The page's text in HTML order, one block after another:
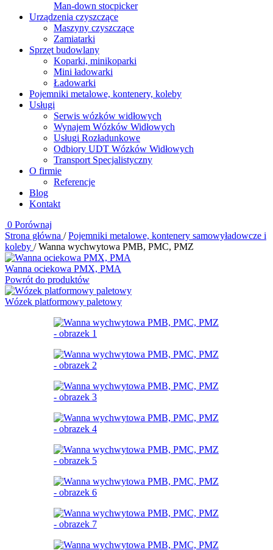
Man-down stocpicker
Urządzenia czyszczące
Maszyny czyszczące
Zamiatarki
Sprzęt budowlany
Koparki, minikoparki
Mini ładowarki
Ładowarki
Pojemniki metalowe, kontenery, koleby
Usługi
Serwis wózków widłowych
Wynajem Wózków Widłowych
Usługi Rozładunkowe
Odbiory UDT Wózków Widłowych
Transport Specjalistyczny
O firmie
Referencje
Blog
Kontakt
0 Porównaj
Strona główna / Pojemniki metalowe, kontenery samowyładowcze i
koleby / Wanna wychwytowa PMB, PMC, PMZ
Wanna ociekowa PMX, PMA
Powrót do produktów
Wózek platformowy paletowy